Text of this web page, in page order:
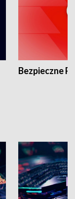
Bezpieczne